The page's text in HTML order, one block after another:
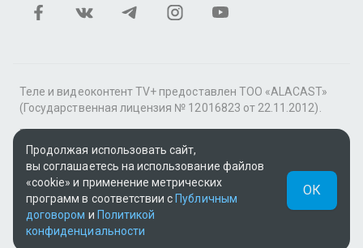
Теле и видеоконтент TV+ предоставлен ТОО «ALACAST»
(Государственная лицензия № 12016823 от 22.11.2012).
В рамках услуги «Видео по подписке» для «Пакета
фильмов и сериалов tv+» контент предоставляется
онлайн-кинотеатром MEGOGO.
Поддержка: tvplus@telecom.kz
v3.9.15 | SSR
UUID: 89b8a008-ecfb-4037-a5b1-f351ed7f0051
Продолжая использовать сайт,
вы соглашаетесь на использование файлов
«cookie» и применение метрических
программ в соответствии с Публичным
договором и Политикой
конфиденциальности
ОК